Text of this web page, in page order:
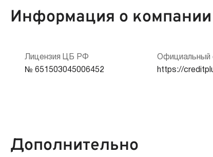
Срок продления:
Мобильный телефон:
Информация о
Лицензия ЦБ РФ
№ 651503045006452
Официальный
https://
Дополнительно